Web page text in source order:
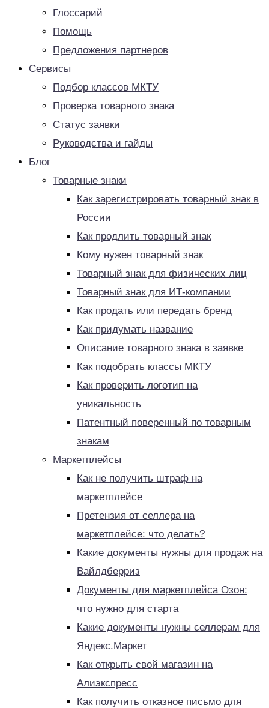
Глоссарий
Помощь
Предложения партнеров
Сервисы
Подбор классов МКТУ
Проверка товарного знака
Статус заявки
Руководства и гайды
Блог
Товарные знаки
Как зарегистрировать товарный знак в
России
Как продлить товарный знак
Кому нужен товарный знак
Товарный знак для физических лиц
Товарный знак для ИТ-компании
Как продать или передать бренд
Как придумать название
Описание товарного знака в заявке
Как подобрать классы МКТУ
Как проверить логотип на
уникальность
Патентный поверенный по товарным
знакам
Маркетплейсы
Как не получить штраф на
маркетплейсе
Претензия от селлера на
маркетплейсе: что делать?
Какие документы нужны для продаж на
Вайлдберриз
Документы для маркетплейса Озон:
что нужно для старта
Какие документы нужны селлерам для
Яндекс.Маркет
Как открыть свой магазин на
Алиэкспресс
Как получить отказное письмо для